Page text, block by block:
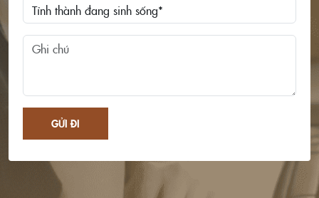
GỬI ĐI